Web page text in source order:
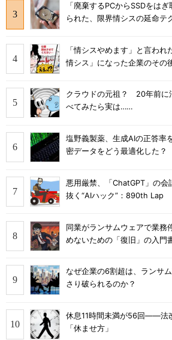
「廃棄するPCからSSDをは
られた、限界情シスの延命テ
「情シスやめます」と言わ
情シス」になった企業のその
クラウドの元祖？ 20年前に
べてみたら実は……
塩野義製薬、生成AIの正答
密データをどう最適化した？
悪用厳禁、「ChatGPT」の会
抜く“AIハック”：890th Lap
同業がランサムウェアで業
めないための「復旧」の入門
なぜ企業の6割超は、ランサ
さり破られるのか？
休息11時間未満が56回――法
「休ませ方」